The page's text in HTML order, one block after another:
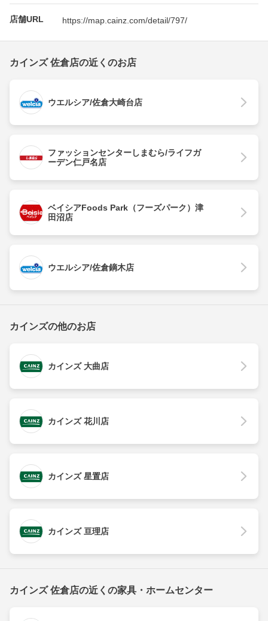
店舗URL https://map.cainz.com/detail/797/
カインズ 佐倉店の近くのお店
ウエルシア/佐倉大崎台店
ファッションセンターしまむら/ライフガ
ーデン仁戸名店
ベイシアFoods Park（フーズパーク）津
田沼店
ウエルシア/佐倉鏑木店
カインズの他のお店
カインズ 大曲店
カインズ 花川店
カインズ 星置店
カインズ 亘理店
カインズ 佐倉店の近くの家具・ホームセンター